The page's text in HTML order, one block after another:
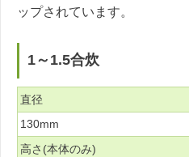
ップされています。
1～1.5合炊
直径
130mm
高さ(本体のみ)